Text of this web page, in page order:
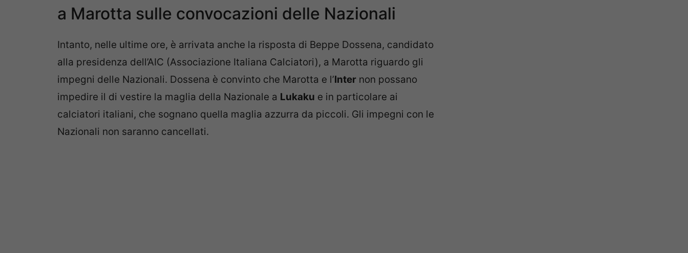
a Marotta sulle convocazioni delle Nazionali
Intanto, nelle ultime ore, è arrivata anche la risposta di Beppe Dossena, candidato
alla presidenza dell’AIC (Associazione Italiana Calciatori), a Marotta riguardo gli
impegni delle Nazionali. Dossena è convinto che Marotta e l’Inter non possano
impedire il di vestire la maglia della Nazionale a Lukaku e in particolare ai
calciatori italiani, che sognano quella maglia azzurra da piccoli. Gli impegni con le
Nazionali non saranno cancellati.